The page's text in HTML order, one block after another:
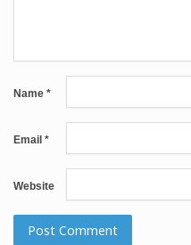
Name *
Email *
Website